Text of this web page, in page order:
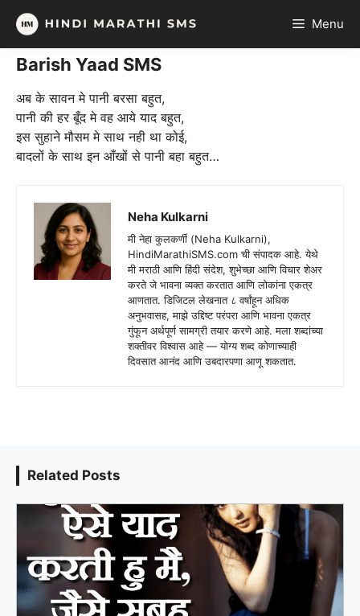
Skip
content
Menu
Barish Yaad SMS
अब के सावन मे पानी बरसा बहुत,
पानी की हर बूँद मे वह आये याद बहुत,
इस सुहाने मौसम मे साथ नही था कोई,
बादलों के साथ इन आँखों से पानी बहा बहुत…
Neha Kulkarni
मी नेहा कुलकर्णी (Neha Kulkarni),
HindiMarathiSMS.com ची संपादक आहे. येथे
मी मराठी आणि हिंदी संदेश, शुभेच्छा आणि विचार शेअर
करते जे भावना व्यक्त करतात आणि लोकांना एकत्र
आणतात. डिजिटल लेखनात ८ वर्षांहून अधिक
अनुभवासह, माझे उद्दिष्ट परंपरा आणि भावना एकत्र
गुंफून अर्थपूर्ण सामग्री तयार करणे आहे. मला शब्दांच्या
शक्तीवर विश्वास आहे — योग्य शब्द कोणाच्याही
दिवसात आनंद आणि उबदारपणा आणू शकतात.
Related Posts